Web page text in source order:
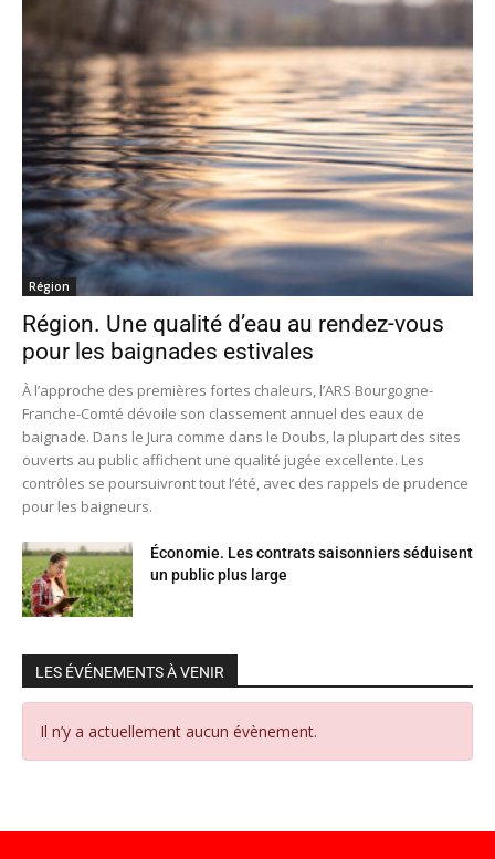
Région
Région. Une qualité d’eau au rendez-vous
pour les baignades estivales
À l’approche des premières fortes chaleurs, l’ARS Bourgogne-
Franche-Comté dévoile son classement annuel des eaux de
baignade. Dans le Jura comme dans le Doubs, la plupart des sites
ouverts au public affichent une qualité jugée excellente. Les
contrôles se poursuivront tout l’été, avec des rappels de prudence
pour les baigneurs.
Économie. Les contrats saisonniers séduisent
un public plus large
LES ÉVÉNEMENTS À VENIR
Il n’y a actuellement aucun évènement.